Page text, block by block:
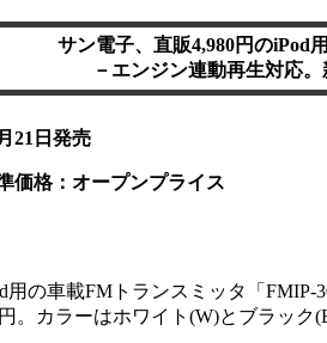
サン電子、直販4,980円のiPod
－エンジン連動再生対応
21日発売
価格：オープンプライス
用の車載FMトランスミッタ「
。カラーはホワイト(W)とブラック